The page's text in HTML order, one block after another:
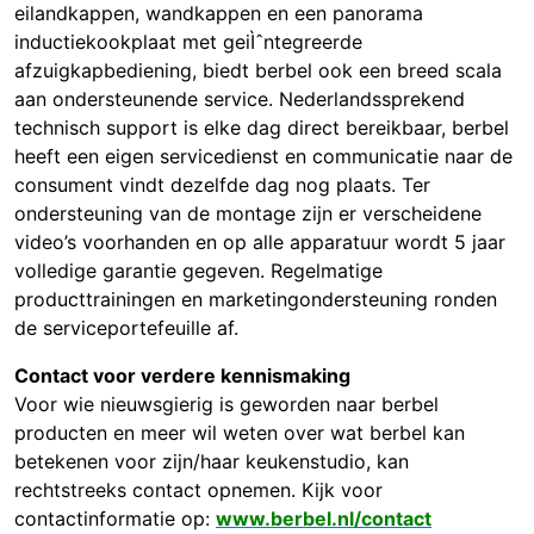
eilandkappen, wandkappen en een panorama
inductiekookplaat met geiÌˆntegreerde
afzuigkapbediening, biedt berbel ook een breed scala
aan ondersteunende service. Nederlandssprekend
technisch support is elke dag direct bereikbaar, berbel
heeft een eigen servicedienst en communicatie naar de
consument vindt dezelfde dag nog plaats. Ter
ondersteuning van de montage zijn er verscheidene
video’s voorhanden en op alle apparatuur wordt 5 jaar
volledige garantie gegeven. Regelmatige
producttrainingen en marketingondersteuning ronden
de serviceportefeuille af.
Contact voor verdere kennismaking
Voor wie nieuwsgierig is geworden naar berbel
producten en meer wil weten over wat berbel kan
betekenen voor zijn/haar keukenstudio, kan
rechtstreeks contact opnemen. Kijk voor
contactinformatie op: www.berbel.nl/contact